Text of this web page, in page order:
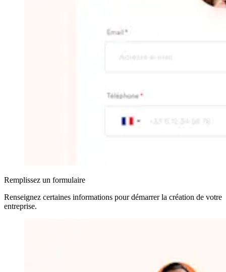
Remplissez un formulaire
Renseignez certaines informations pour démarrer la création de votre
entreprise.